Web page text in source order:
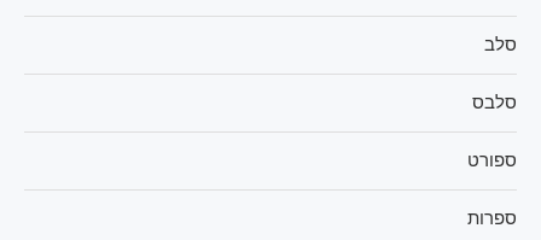
סלב
סלבס
ספורט
ספרות